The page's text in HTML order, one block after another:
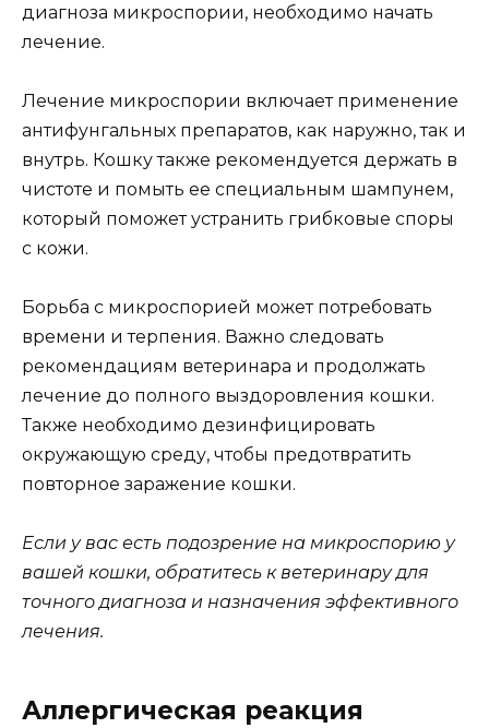
диагноза микроспории, необходимо начать
лечение.
Лечение микроспории включает применение
антифунгальных препаратов, как наружно, так и
внутрь. Кошку также рекомендуется держать в
чистоте и помыть ее специальным шампунем,
который поможет устранить грибковые споры
с кожи.
Борьба с микроспорией может потребовать
времени и терпения. Важно следовать
рекомендациям ветеринара и продолжать
лечение до полного выздоровления кошки.
Также необходимо дезинфицировать
окружающую среду, чтобы предотвратить
повторное заражение кошки.
Если у вас есть подозрение на микроспорию у
вашей кошки, обратитесь к ветеринару для
точного диагноза и назначения эффективного
лечения.
Аллергическая реакция